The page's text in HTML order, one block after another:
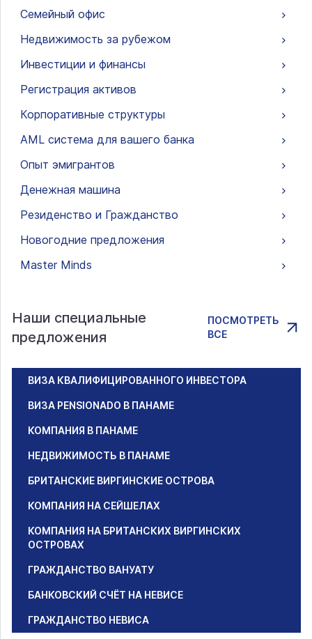
Семейный офис
Недвижимость за рубежом
Инвестиции и финансы
Регистрация активов
Корпоративные структуры
AML система для вашего банка
Опыт эмигрантов
Денежная машина
Резиденство и Гражданство
Новогодние предложения
Master Minds
Наши специальные
предложения
ПОСМОТРЕТЬ
ВСЕ
ВИЗА КВАЛИФИЦИРОВАННОГО ИНВЕСТОРА
ВИЗА PENSIONADO В ПАНАМЕ
КОМПАНИЯ В ПАНАМЕ
НЕДВИЖИМОСТЬ В ПАНАМЕ
БРИТАНСКИЕ ВИРГИНСКИЕ ОСТРОВА
КОМПАНИЯ НА СЕЙШЕЛАХ
КОМПАНИЯ НА БРИТАНСКИХ ВИРГИНСКИХ
ОСТРОВАХ
ГРАЖДАНСТВО ВАНУАТУ
БАНКОВСКИЙ СЧЁТ НА НЕВИСЕ
ГРАЖДАНСТВО НЕВИСА